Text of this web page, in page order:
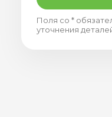
Поля со *
уточнения